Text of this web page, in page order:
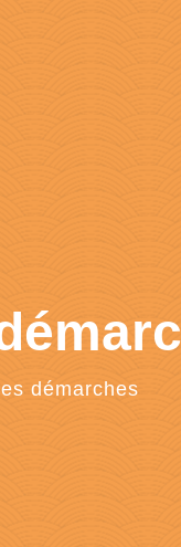
démarches